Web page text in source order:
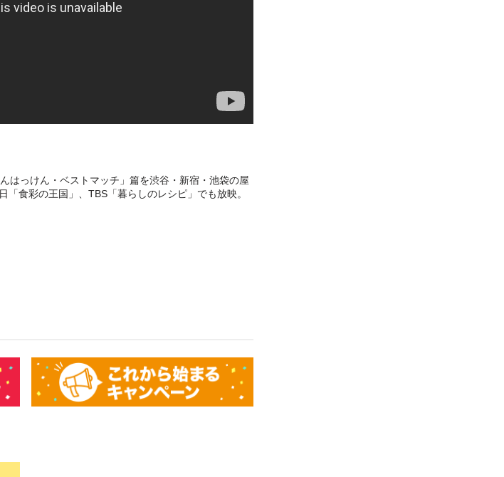
はっけん・ベストマッチ」篇を渋谷・新宿・池袋の屋
食彩の王国」、TBS「暮らしのレシピ」でも放映。